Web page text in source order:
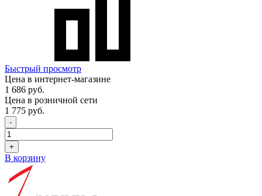
Быстрый просмотр
Цена в интернет-магазине
1 686 руб.
Цена в розничной сети
1 775 руб.
-
+
В корзину